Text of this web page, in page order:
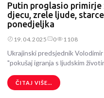
Putin proglasio primirje
djecu, zrele ljude,
ponedjeljka
19.04.2025 0 1108
Ukrajinski predsjednik
"pokušaj igranja s ljudskim
ČITAJ VIŠE...